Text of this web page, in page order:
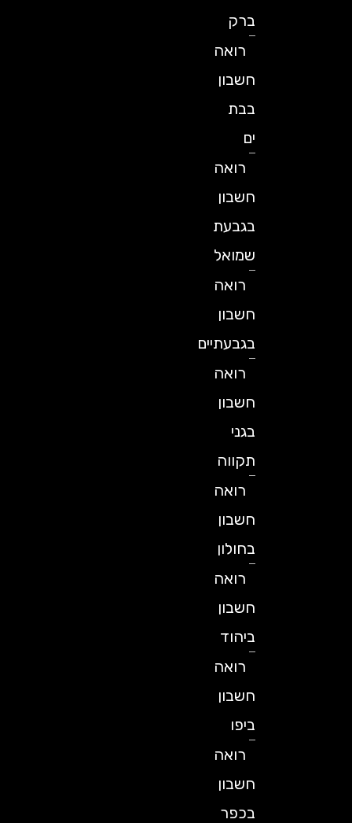
רואה
חשבון
רואה
חשבון
בגבעת
שמואל
רואה
חשבון
בגבעתיים
רואה
חשבון
תקווה
רואה
חשבון
בחולון
רואה
חשבון
ביהוד
רואה
חשבון
רואה
חשבון
בכפר